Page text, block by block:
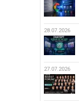
28.07.2026
27.07.2026